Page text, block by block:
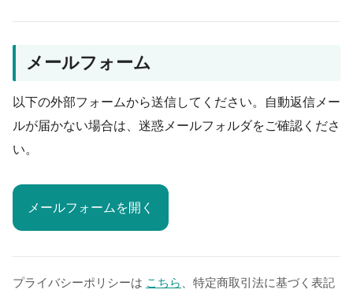
メールフォーム
以下の外部フォームから送信してください。自動返信メー
ルが届かない場合は、迷惑メールフォルダをご確認くださ
い。
メールフォームを開く
プライバシーポリシーは こちら
、特定商取引法に基づく表記